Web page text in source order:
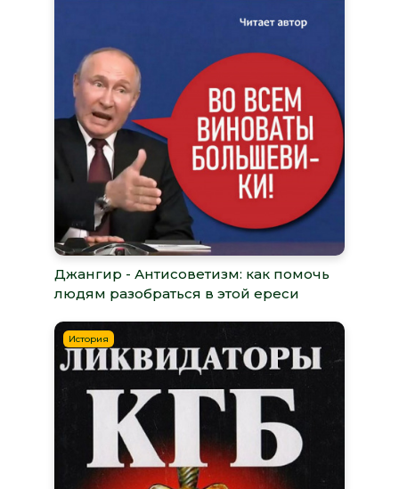
Джангир - Антисоветизм: как помочь
людям разобраться в этой ереси
История